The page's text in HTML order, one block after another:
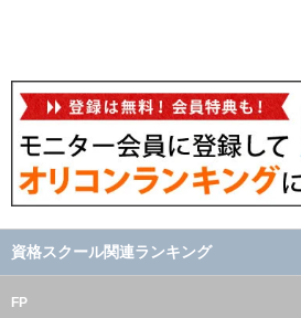
資格スクール関連ランキング
FP